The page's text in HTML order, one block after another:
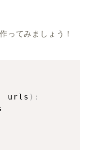
ってみましょう！
urls ) :